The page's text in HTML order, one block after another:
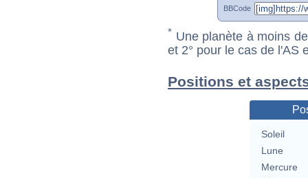
BBCode
* Une planète à moins
et 2° pour le cas de l'AS
Positions et
Soleil
Lune
Mercure